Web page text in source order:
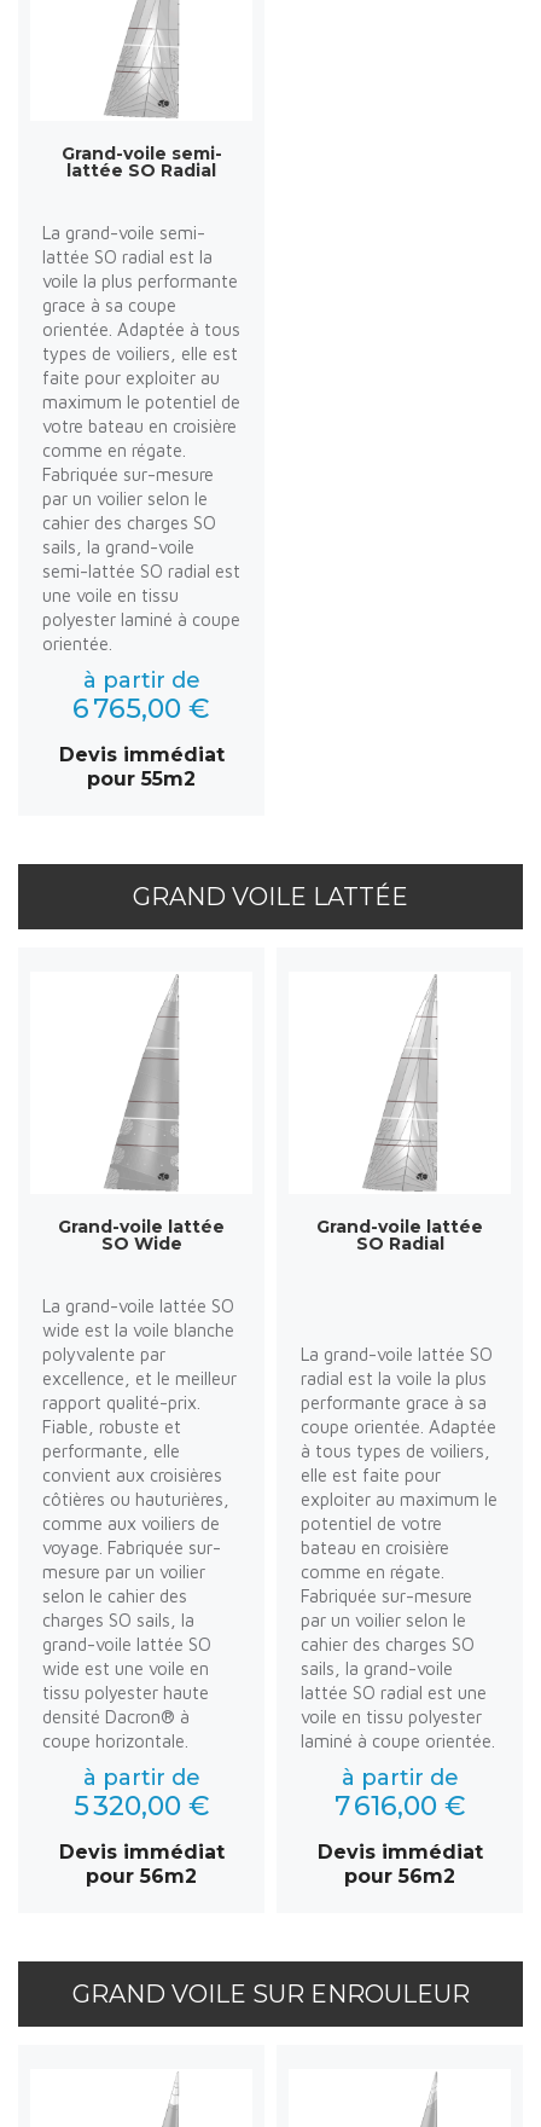
Grand-voile semi-
lattée SO Radial
La grand-voile semi-
lattée SO radial est la
voile la plus performante
grace à sa coupe
orientée. Adaptée à tous
types de voiliers, elle est
faite pour exploiter au
maximum le potentiel de
votre bateau en croisière
comme en régate.
Fabriquée sur-mesure
par un voilier selon le
cahier des charges SO
sails, la grand-voile
semi-lattée SO radial est
une voile en tissu
polyester laminé à coupe
orientée.
à partir de
6 765,00 €
Devis immédiat
pour 55m2
GRAND VOILE LATTÉE
Grand-voile lattée
SO Wide
La grand-voile lattée SO
wide est la voile blanche
polyvalente par
excellence, et le meilleur
rapport qualité-prix.
Fiable, robuste et
performante, elle
convient aux croisières
côtières ou hauturières,
comme aux voiliers de
voyage. Fabriquée sur-
mesure par un voilier
selon le cahier des
charges SO sails, la
grand-voile lattée SO
wide est une voile en
tissu polyester haute
densité Dacron® à
coupe horizontale.
à partir de
5 320,00 €
Devis immédiat
pour 56m2
Grand-voile lattée
SO Radial
La grand-voile lattée SO
radial est la voile la plus
performante grace à sa
coupe orientée. Adaptée
à tous types de voiliers,
elle est faite pour
exploiter au maximum le
potentiel de votre
bateau en croisière
comme en régate.
Fabriquée sur-mesure
par un voilier selon le
cahier des charges SO
sails, la grand-voile
lattée SO radial est une
voile en tissu polyester
laminé à coupe orientée.
à partir de
7 616,00 €
Devis immédiat
pour 56m2
GRAND VOILE SUR ENROULEUR